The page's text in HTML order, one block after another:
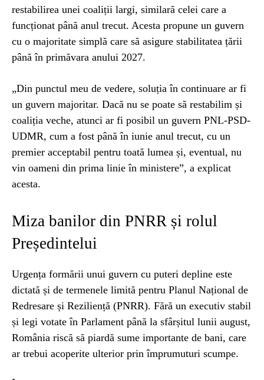
restabilirea unei coaliții largi, similară celei care a
funcționat până anul trecut. Acesta propune un guvern
cu o majoritate simplă care să asigure stabilitatea țării
până în primăvara anului 2027.
„Din punctul meu de vedere, soluția în continuare ar fi
un guvern majoritar. Dacă nu se poate să restabilim și
coaliția veche, atunci ar fi posibil un guvern PNL-PSD-
UDMR, cum a fost până în iunie anul trecut, cu un
premier acceptabil pentru toată lumea și, eventual, nu
vin oameni din prima linie în ministere”, a explicat
acesta.
Miza banilor din PNRR și rolul
Președintelui
Urgența formării unui guvern cu puteri depline este
dictată și de termenele limită pentru Planul Național de
Redresare și Reziliență (PNRR). Fără un executiv stabil
și legi votate în Parlament până la sfârșitul lunii august,
România riscă să piardă sume importante de bani, care
ar trebui acoperite ulterior prin împrumuturi scumpe.